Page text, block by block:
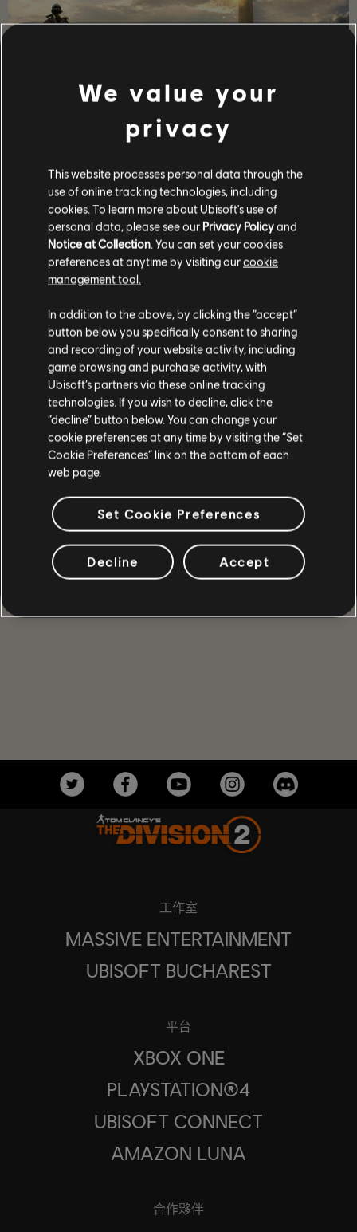
故事劇情
帶領一隊菁英特工進入疫情爆發後的華盛頓特區恢復秩
更多
遊戲詳情
和你的好友一同遊玩多人合作與 PvP 模式、取得強力武器
和裝備，成為能在危機時刻守護國會大廈的少數精英之
一。
更多
工作室
MASSIVE ENTERTAINMENT
UBISOFT BUCHAREST
平台
XBOX ONE
PLAYSTATION®4
UBISOFT CONNECT
AMAZON LUNA
合作夥伴
We value your
privacy
This website processes personal data through the
use of online tracking technologies, including
cookies. To learn more about Ubisoft's use of
personal data, please see our Privacy Policyand
Notice at Collection . You can set your cookies
preferences at anytime by visiting ourcookie
management tool.
In addition to the above, by clicking the “accept”
button below you specifically consent to sharing
and recording of your website activity, including
game browsing and purchase activity, with
Ubisoft’s partners via these online tracking
technologies. If you wish to decline, click the
“decline” button below. You can change your
cookie preferences at any time by visiting the “Set
Cookie Preferences” link on the bottom of each
web page.
Set Cookie Preferences
Decline Accept